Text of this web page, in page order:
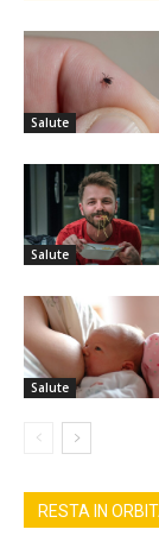
Salute
Salute
Salute
RESTA IN